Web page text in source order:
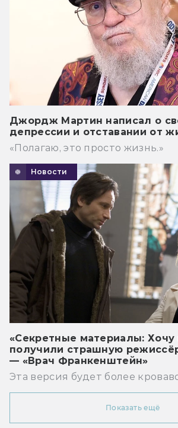
Джордж Мартин написал о
депрессии и отставании от
«Полагаю, это просто жизнь.»
Новости
«Секретные материалы: Хочу
получили страшную
— «Врач Франкенштейн»
Эта версия будет более
Показать ещё